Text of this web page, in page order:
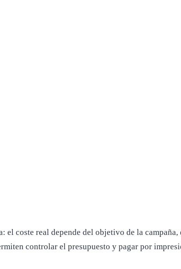
el coste real depende del objetivo de la
controlar el presupuesto y pagar por